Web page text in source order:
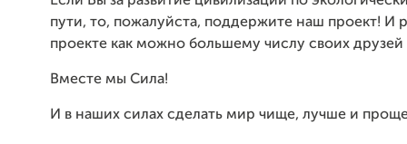
пути, то, пожалуйста, поддержите наш проект! И
проекте как можно большему числу своих друзей
Вместе мы Сила!
И в наших силах сделать мир чище, лучше и